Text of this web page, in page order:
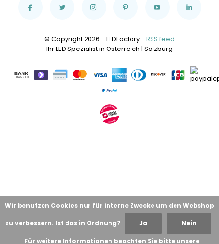
© Copyright 2026 - LEDFactory - RSS feed
Ihr LED Spezialist in Österreich | Salzburg
Wir benutzen Cookies nur für interne Zwecke um den Webshop
zu verbessern. Ist das in Ordnung? Ja Nein
Für weitere Informationen beachten Sie bitte unsere